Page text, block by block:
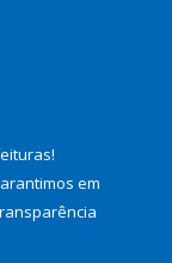
!
em